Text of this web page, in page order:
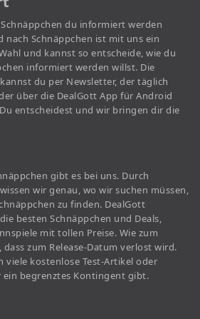
du informiert werden
nach Schnäppchen ist mit uns ein
und kannst so entscheide, wie du
informiert werden willst. Die
du per Newsletter, der täglich
über die DealGott App für Android
entscheidest und wir bringen dir die
gibt es bei uns. Durch
wir genau, wo wir suchen müssen,
zu finden. DealGott
besten Schnäppchen und Deals,
mit tollen Preise. Wie zum
zum Release-Datum verlost wird.
viele kostenlose Test-Artikel oder
ein begrenztes Kontingent gibt.